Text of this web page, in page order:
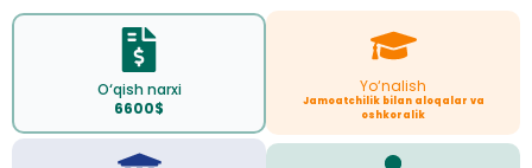
O‘qish narxi
6600$
Yo‘nalish
Jamoatchilik bilan aloqalar va
oshkoralik